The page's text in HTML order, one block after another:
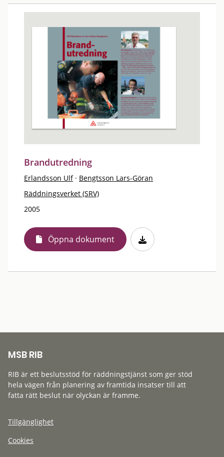
Brandutredning
Erlandsson Ulf · Bengtsson Lars-Göran
Räddningsverket (SRV)
2005
Öppna dokument
MSB RIB
RIB är ett beslutsstöd för räddningstjänst som ger stöd
hela vägen från planering av framtida insatser till att
fatta rätt beslut när olyckan är framme.
Tillgänglighet
Cookies